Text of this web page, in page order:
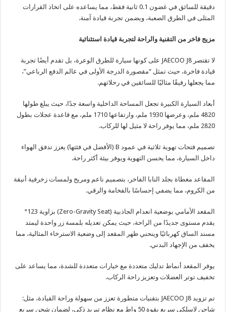
دقيقة للسائق في غضون 0.1 ثانية فقط، مما يساعده على اتخاذ القرارات
المثلى في الطرق الصعبة، ويضمن تجربة قيادة آمنة.
مزيج فاخر من التقنية والراحة لتجربة قيادة استثنائية
لا تقتصر JAECOO J8 على كونها سيارة للطرق الوعرة، بل تقدم أيضًا تجربة
قيادة فاخرة، حيث تمثل “مقصورة الدرجة الأولى في عالم الدفع الرباعي”،
مما يجعلها رفيقًا مثاليًا للسائقين في رحلاتهم.
أبعاد السيارة الكبيرة تجعل المساحة الداخلية واسعة جدًا، حيث يبلغ طولها
4820 ملم، وعرضها 1930 ملم، وارتفاعها 1710 ملم، مع قاعدة عجلات بطول
2820 ملم، مما يوفر راحة لا مثيل لها للركاب.
تصميم فتحات تهوية ثلاثية في عمود B (الأفضل في فئتها) يعزز تدفق الهواء
داخل السيارة، مما يحسن التهوية ويوفر بيئة أكثر راحة.
المقاعد مغطاة بجلد النابا الفاخر، بتصميم ناعم ومريح ولمسات زخرفية أنيقة
من الكروم، مما يضفي إحساسًا بالفخامة والرقي.
المقعد الأمامي بوضعية انعدام الجاذبية (Zero-Gravity Seat) بزاوية 123°
يقدم مستوى جديدًا من الراحة، حيث يمكن تعديله بلمسة زر واحدة ليمتد
مسند الساق كهربائيًا وينحني ظهر المقعد إلى وضعية الاسترخاء المثالية، مما
يخفف من الإجهاد البدني.
يوفر المقعد أنماط تدليك متعددة مع خيارات متعددة للشدة، مما يساعد على
تخفيف توتر العضلات وتعزيز راحة الركاب.
تم تزويد JAECOO J8 بتقنيات متطورة تعزز من سهولة وراحة القيادة، مثل:
شاحن لاسلكي سريع بقوة 50 واط مع نظام تبريد ذكي، لضمان شحن سريع